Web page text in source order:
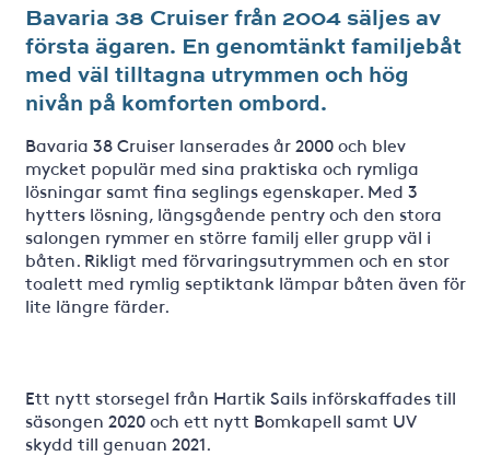
Bavaria 38 Cruiser från 2004 säljes av
första ägaren. En genomtänkt familjebåt
med väl tilltagna utrymmen och hög
nivån på komforten ombord.
Bavaria 38 Cruiser lanserades år 2000 och blev
mycket populär med sina praktiska och rymliga
lösningar samt fina seglings egenskaper. Med 3
hytters lösning, längsgående pentry och den stora
salongen rymmer en större familj eller grupp väl i
båten. Rikligt med förvaringsutrymmen och en stor
toalett med rymlig septiktank lämpar båten även för
lite längre färder.
Ett nytt storsegel från Hartik Sails införskaffades till
säsongen 2020 och ett nytt Bomkapell samt UV
skydd till genuan 2021.